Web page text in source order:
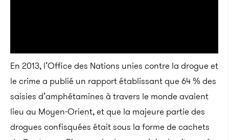
En 2013, l’Office des Nations unies contre la drogue et
le crime a publié un rapport établissant que 64 % des
saisies d’amphétamines à travers le monde avaient
lieu au Moyen-Orient, et que la majeure partie des
drogues confisquées était sous la forme de cachets